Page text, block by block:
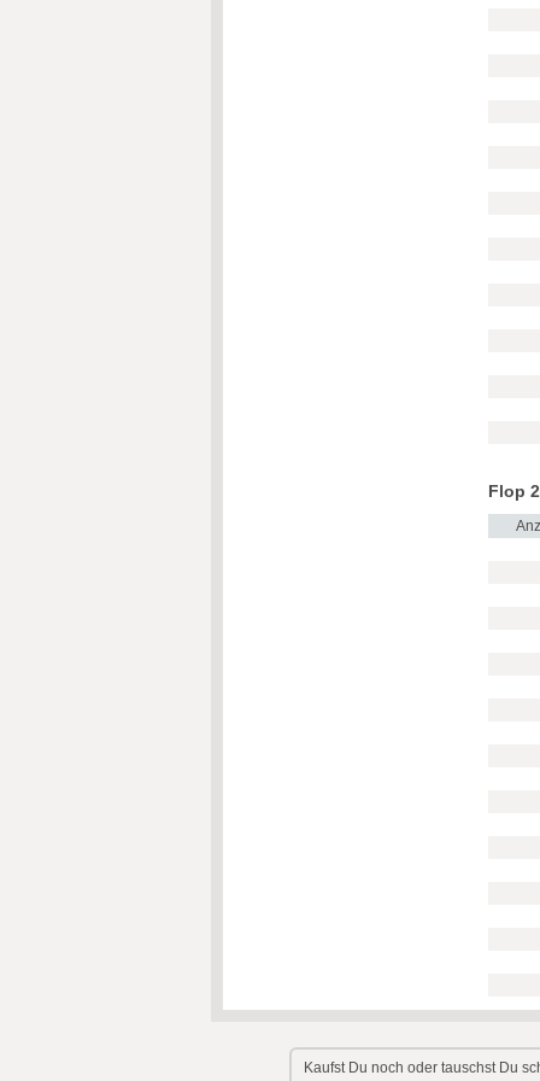
Flop
Kaufst Du noch oder tauschst Du